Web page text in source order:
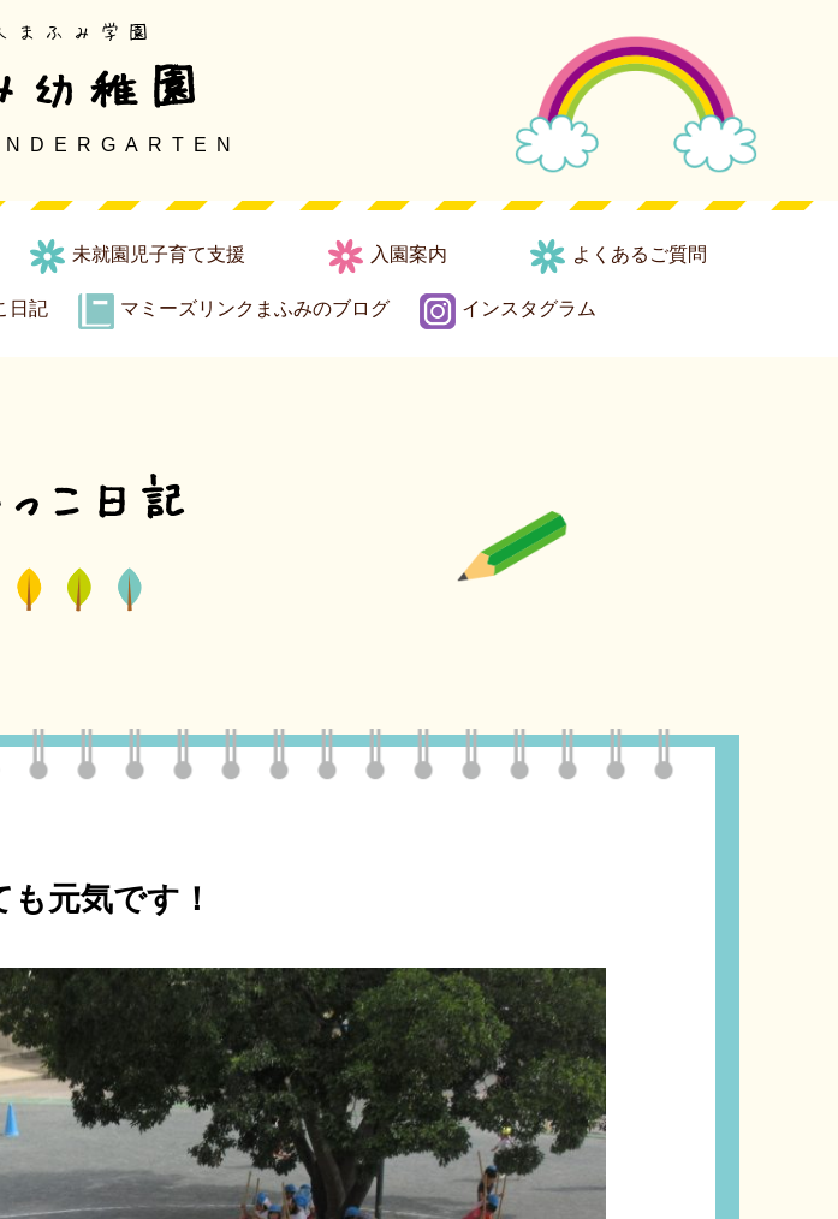
まふみ学園
幼稚園
未就園児子育て支援 入園案内 よくあるご質問
日記 マミーズリンクまふみのブログ インスタグラム
こ日記
元気です！